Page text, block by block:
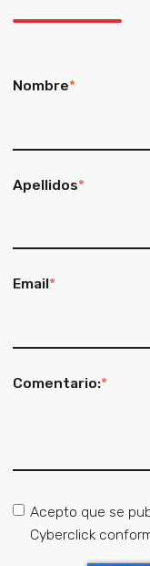
Nombre*
Apellidos*
Email*
Comentario:*
Acepto que se
Cyberclick